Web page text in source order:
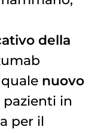
della
nuovo
pazienti in
per il